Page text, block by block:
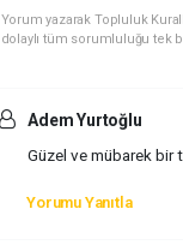
Yorum yazarak Topluluk
dolaylı tüm sorumluluğu tek
Adem Yurtoğlu
Güzel ve mübarek bir
Yorumu Yanıtla